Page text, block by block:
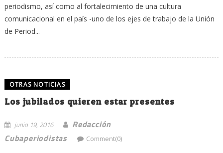
periodismo, así como al fortalecimiento de una cultura
comunicacional en el país -uno de los ejes de trabajo de la Unión
de Period...
OTRAS NOTICIAS
Los jubilados quieren estar presentes
junio 19, 2016
Redacción
Cubaperiodistas
Comment(0)